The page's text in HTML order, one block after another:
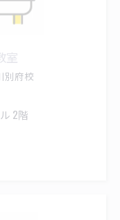
室
別府校
2階